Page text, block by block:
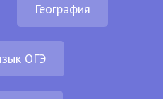
География
ОГЭ